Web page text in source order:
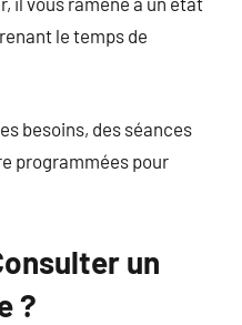
le temps de
besoins, des séances
programmées pour
un
?